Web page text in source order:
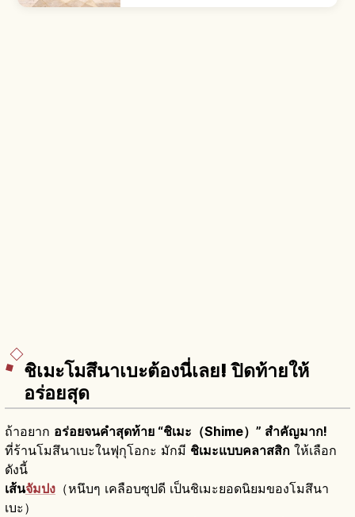
ชิเมะโมสึนาเบะต้องนี่เลย! ปิดท้ายให้
อร่อยสุด
ถ้าอยาก อร่อยจนคำสุดท้าย “ชิเมะ（Shime）” สำคัญมาก!
ที่ร้านโมสึนาเบะในฟุกุโอกะ มักมี ชิเมะแบบคลาสสิก ให้เลือก
ดังนี้
เส้นจัมปง （หนึบๆ เคลือบซุปดี เป็นชิเมะยอดนิยมของโมสึนา
เบะ）